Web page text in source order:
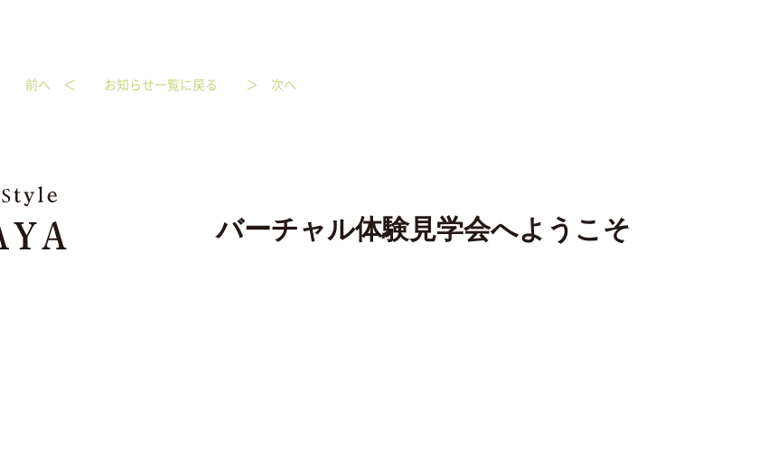
前へ ＜ お知らせ一覧に戻る ＞ 次へ
バーチャル体験見学会へようこそ